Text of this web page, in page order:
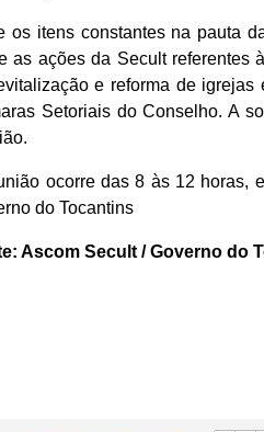
os itens constantes na pauta
as ações da Secult referentes
e reforma de
Setoriais do Conselho. A
ocorre das 8 às 12 horas,
do Tocantins
Ascom Secult / Governo do